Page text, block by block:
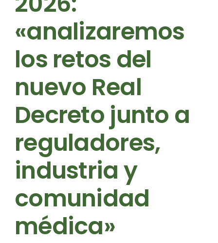
«analizaremos
los retos del
nuevo Real
Decreto junto a
reguladores,
industria y
comunidad
médica»